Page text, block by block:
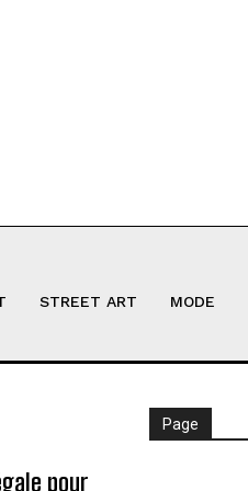
STREET ART MODE
pour
Page